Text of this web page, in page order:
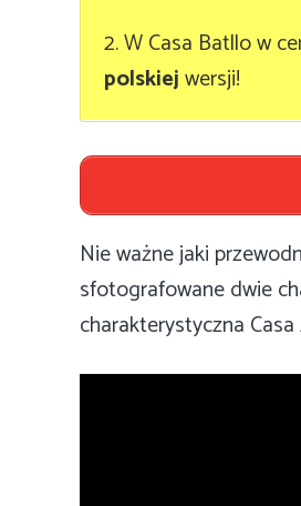
2. W Casa Batllo w
polskiejwersji!
Nie ważne jaki
sfotografowane dwie
charakterystyczna